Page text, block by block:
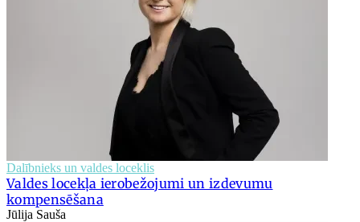
Dalībnieks un valdes loceklis
Valdes locekļa ierobežojumi un izdevumu
kompensēšana
Jūlija Sauša